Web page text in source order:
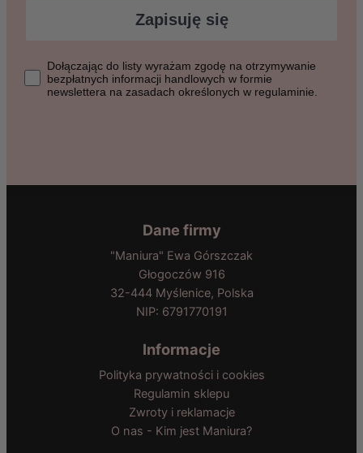
Zapisuję się
Dołączając do listy wyrażasz zgodę na otrzymywanie
Dołączając do listy wyrażam zgodę na otrzymywanie
bezpłatnych informacji handlowych w formie
newslettera na zasadach określonych w regulaminie.
Dane firmy
"Maniura" Ewa Górszczak
Głogoczów 916
32-444 Myślenice, Polska
NIP: 6791770191
Informacje
Polityka prywatności i cookies
Regulamin sklepu
Zwroty i reklamacje
O nas - Kim jest Maniura?